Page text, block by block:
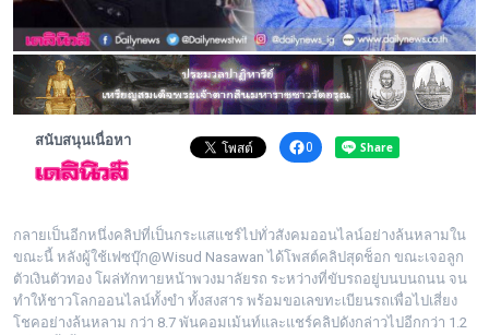
ติดต่อ
สนับสนุนเนื่อหา 0
กลายเป็นอีกหนึ่งคลิปที่เป็นกระแสแชร์ไปทั่วสังคมออนไลน์อย่างล้นหลามใน
ขณะนี้ หลังผู้ใช้เฟซบุ๊ก@Wisud Nasawan ได้โพสต์คลิปสุดช็อก ขณะเจอลูก
ตัวเงินตัวทอง โผล่ทักทายหน้าพวงมาลัยรถ ระหว่างที่ขับรถอยู่บนบนถนน จน
ทำให้ชาวโลกออนไลน์ทั้งขำ ทั้งสงสาร พร้อมขอเลขทะเบียนรถเพื่อไปเสี่ยง
โชคอย่างล้นหลาม กว่า 8.7 พันคอมเม้นท์และแชร์คลิปดังกล่าวไปอีกกว่า 1.2